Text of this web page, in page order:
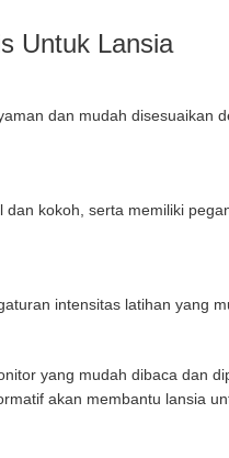
Untuk Lansia
dan mudah
kokoh, serta memiliki
intensitas latihan yang
yang mudah dibaca dan
akan membantu lansia